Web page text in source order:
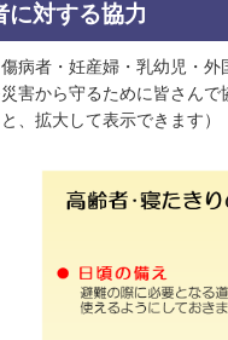
に対する協力
病者・妊産婦・乳幼児・
害から守るために皆さんで
、拡大して表示できます）